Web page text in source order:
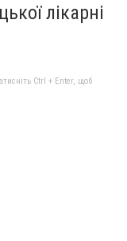
лікарні
Ctrl + Enter, щоб